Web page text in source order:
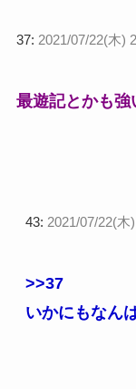
37: 2021/07/22(木)
最遊記とかも強
43: 2021/07/22(木
>>37
いかにもなん